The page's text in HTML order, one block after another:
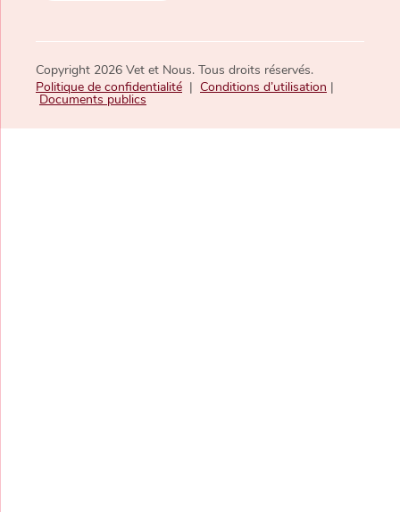
Copyright 2026 Vet et Nous. Tous droits réservés.
Politique de confidentialité | Conditions d’utilisation |
Documents publics